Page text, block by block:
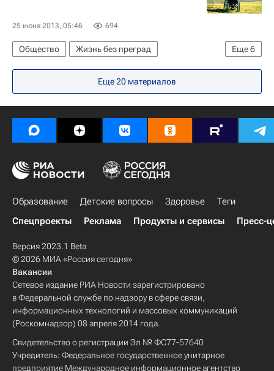
25 июня 2013, 05:46 694
Еще6
Общество
Жизнь без преград
Сахалинская область
Европа
Дальневосточный ФО
Весь мир
Детские вопросы
Россия
Еще 20 материалов
Образование Детские вопросы Здоровье
Теги
Спецпроекты
Реклама Продукты и сервисы Пресс-
Версия 2023.1 Beta
© 2026 МИА «Россия сегодня»
Вакансии
Сетевое издание РИА Новости зарегистрировано
в Федеральной службе по надзору в сфере связи,
информационных технологий и массовых коммуникаций
(Роскомнадзор) 08 апреля 2014 года.
Свидетельство о регистрации Эл № ФС77-57640
Учредитель: Федеральное государственное унитарное
предприятие Международное информационное агентство